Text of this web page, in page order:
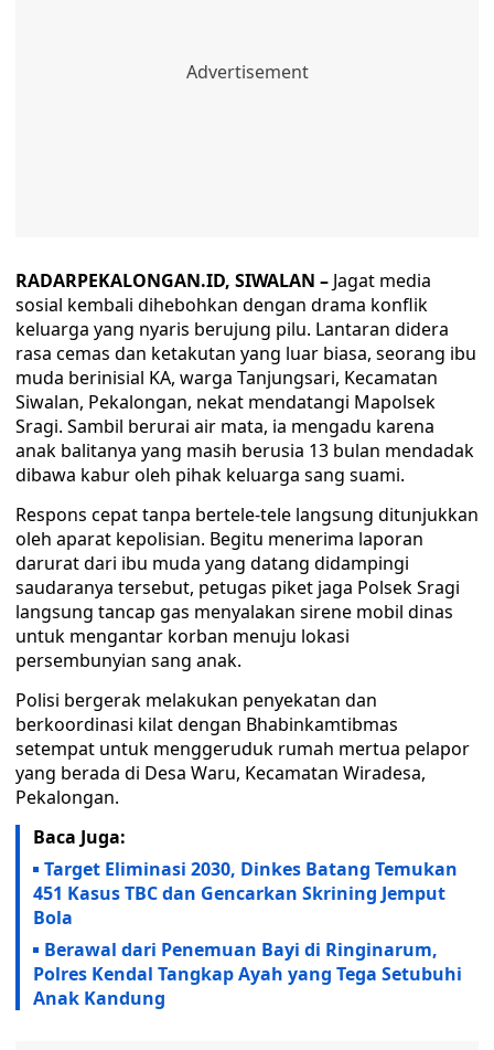
RADARPEKALONGAN.ID, SIWALAN – Jagat media
sosial kembali dihebohkan dengan drama konflik
keluarga yang nyaris berujung pilu. Lantaran didera
rasa cemas dan ketakutan yang luar biasa, seorang ibu
muda berinisial KA, warga Tanjungsari, Kecamatan
Siwalan, Pekalongan, nekat mendatangi Mapolsek
Sragi. Sambil berurai air mata, ia mengadu karena
anak balitanya yang masih berusia 13 bulan mendadak
dibawa kabur oleh pihak keluarga sang suami.
Respons cepat tanpa bertele-tele langsung ditunjukkan
oleh aparat kepolisian. Begitu menerima laporan
darurat dari ibu muda yang datang didampingi
saudaranya tersebut, petugas piket jaga Polsek Sragi
langsung tancap gas menyalakan sirene mobil dinas
untuk mengantar korban menuju lokasi
persembunyian sang anak.
Polisi bergerak melakukan penyekatan dan
berkoordinasi kilat dengan Bhabinkamtibmas
setempat untuk menggeruduk rumah mertua pelapor
yang berada di Desa Waru, Kecamatan Wiradesa,
Pekalongan.
Baca Juga:
Target Eliminasi 2030, Dinkes Batang Temukan
451 Kasus TBC dan Gencarkan Skrining Jemput
Bola
Berawal dari Penemuan Bayi di Ringinarum,
Polres Kendal Tangkap Ayah yang Tega Setubuhi
Anak Kandung